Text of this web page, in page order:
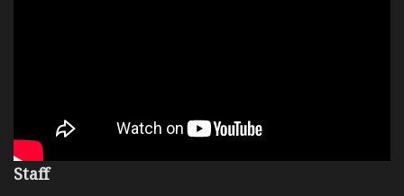
Staff